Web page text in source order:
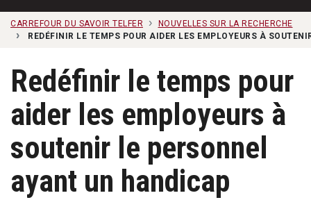
CARREFOUR DU SAVOIR TELFER
NOUVELLES SUR LA RECHERCHE
REDÉFINIR LE TEMPS POUR AIDER LES EMPLOYEURS À
Redéfinir le temps pour
aider les employeurs à
soutenir le personnel
ayant un handicap